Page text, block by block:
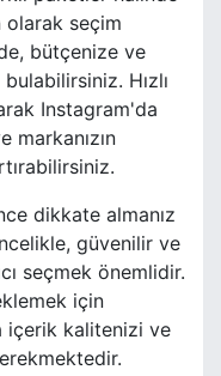
olarak seçim
bütçenize ve
Hızlı
Instagram'da
markanızın
dikkate almanız
güvenilir ve
seçmek önemlidir.
için
içerik kalitenizi ve